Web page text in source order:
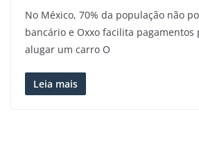
No México, 70% da população não
bancário e Oxxo facilita
alugar um carro O
Leia mais